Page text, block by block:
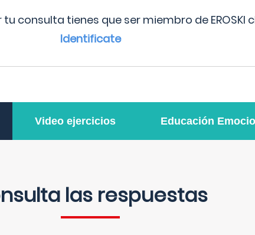
consulta tienes que ser miembro de EROSKI
Identificate
Video ejercicios Educación
las respuestas